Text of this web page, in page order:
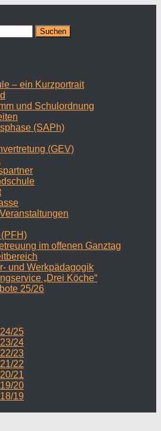
– ein Kurzportrait
und Schulordnung
(SAPh)
(GEV)
im offenen Ganztag
und Werkpädagogik
„Drei Köche“
25/26
25
24
23
22
21
20
19